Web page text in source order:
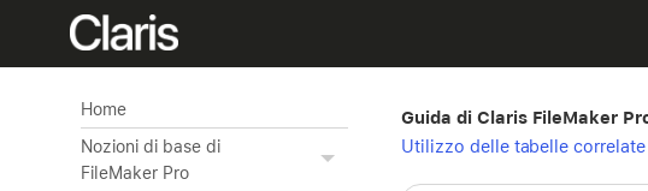
Home
Nozioni di base di
FileMaker Pro
Guida di Claris FileMaker
Utilizzo delle tabelle correlate